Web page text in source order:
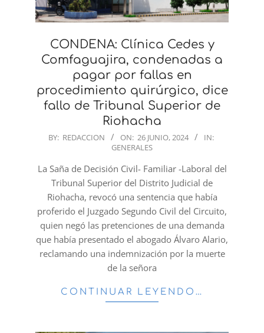
CONDENA: Clínica Cedes y
Comfaguajira, condenadas a
pagar por fallas en
procedimiento quirúrgico, dice
fallo de Tribunal Superior de
Riohacha
2024-
26
BY: REDACCION ON: 26 JUNIO, 2024
IN:
GENERALES
La Saña de Decisión Civil- Familiar -Laboral del
Tribunal Superior del Distrito Judicial de
Riohacha, revocó una sentencia que había
proferido el Juzgado Segundo Civil del Circuito,
quien negó las pretenciones de una demanda
que había presentado el abogado Álvaro Alario,
reclamando una indemnización por la muerte
de la señora
CONTINUAR LEYENDO…